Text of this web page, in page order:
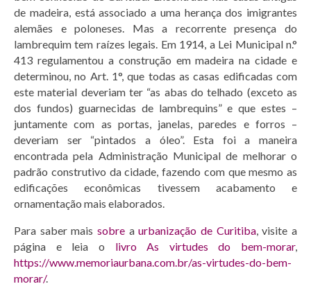
de madeira, está associado a uma herança dos imigrantes
alemães e poloneses. Mas a recorrente presença do
lambrequim tem raízes legais. Em 1914, a Lei Municipal n.°
413 regulamentou a construção em madeira na cidade e
determinou, no Art. 1°, que todas as casas edificadas com
este material deveriam ter “as abas do telhado (exceto as
dos fundos) guarnecidas de lambrequins” e que estes –
juntamente com as portas, janelas, paredes e forros –
deveriam ser “pintados a óleo”. Esta foi a maneira
encontrada pela Administração Municipal de melhorar o
padrão construtivo da cidade, fazendo com que mesmo as
edificações econômicas tivessem acabamento e
ornamentação mais elaborados.
Para saber mais sobre aurbanização de Curitiba, visite a
página e leia o livro As virtudes do bem-morar,
https://www.memoriaurbana.com.br/as-virtudes-do-bem-
morar/.